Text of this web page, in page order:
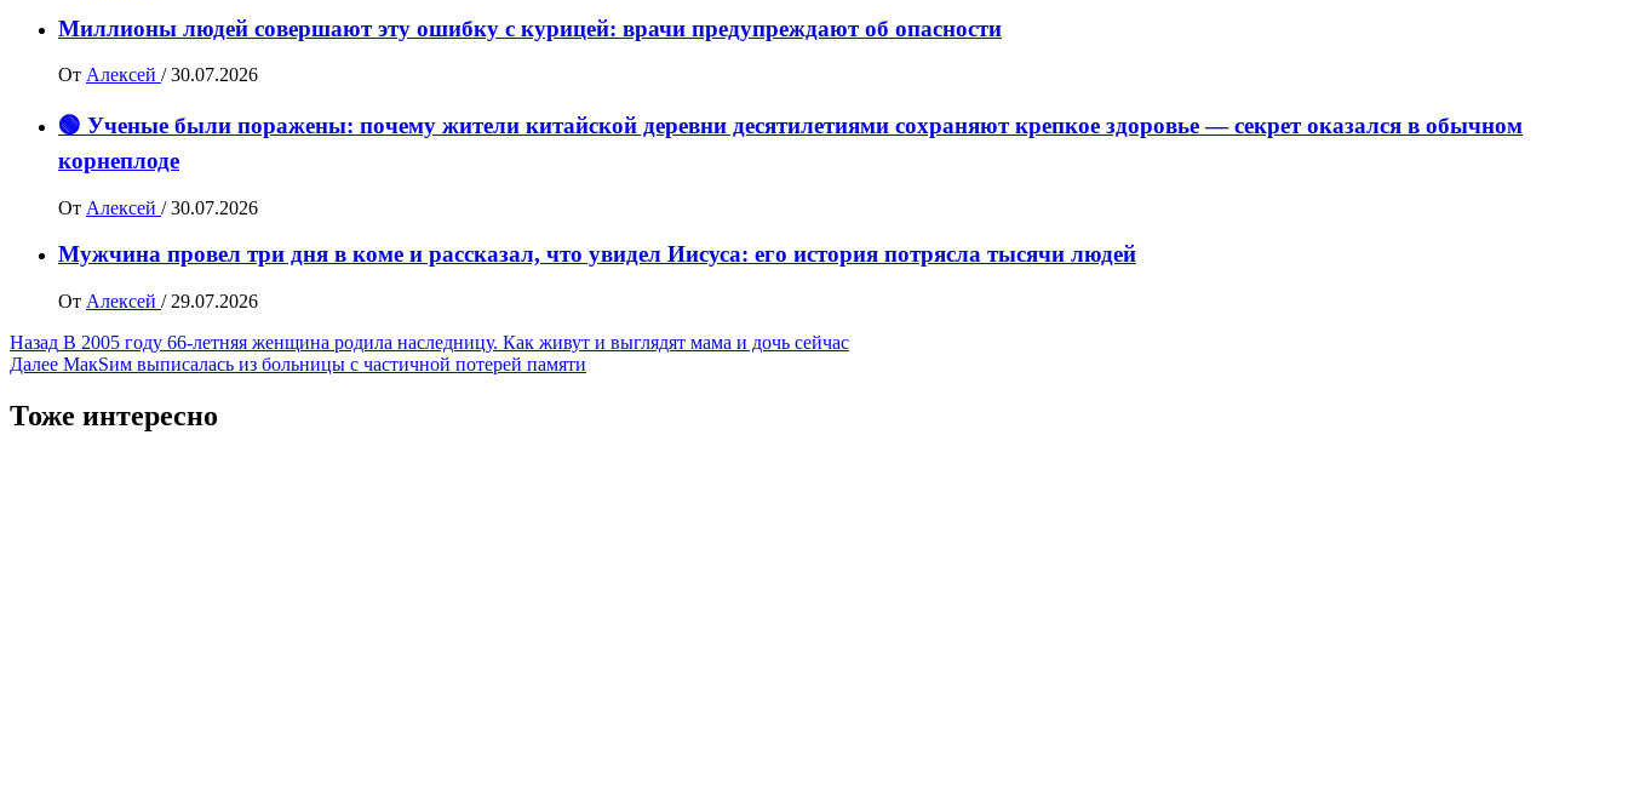
Миллионы людей совершают эту ошибку с курицей: врачи предупреждают об опасности
От Алексей / 30.07.2026
🟢 Ученые были поражены: почему жители китайской деревни десятилетиями сохраняют крепкое здоровье — секрет оказался в обычном
корнеплоде
От Алексей / 30.07.2026
Мужчина провел три дня в коме и рассказал, что увидел Иисуса: его история потрясла тысячи людей
От Алексей / 29.07.2026
Навигация
записи
Назад В 2005 году 66-летняя женщина родила наследницу. Как живут и выглядят мама и дочь сейчас
Далее МакSим выписалась из больницы с частичной потерей памяти
Тоже интересно